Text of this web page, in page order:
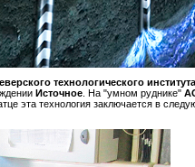
технологического
Источное . На "умном руднике"
эта технология заключается в